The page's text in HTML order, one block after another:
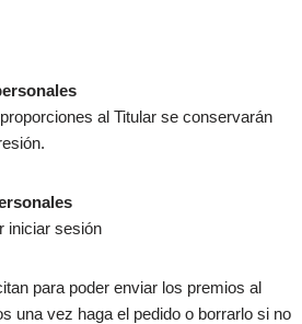
al Titular se conservarán
iniciar sesión
para poder enviar los premios al
una vez haga el pedido o borrarlo si no